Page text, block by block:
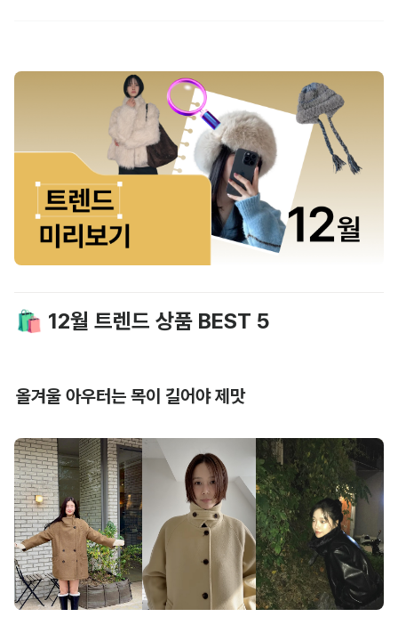
🛍️ 12월 트렌드 상품 BEST 5
올겨울 아우터는 목이 길어야 제맛